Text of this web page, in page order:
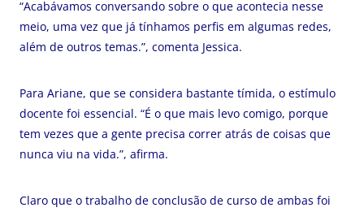
“Acabávamos conversando sobre o que acontecia nesse
meio, uma vez que já tínhamos perfis em algumas redes,
além de outros temas.”, comenta Jessica.
Para Ariane, que se considera bastante tímida, o estímulo
docente foi essencial. “É o que mais levo comigo, porque
tem vezes que a gente precisa correr atrás de coisas que
nunca viu na vida.”, afirma.
Claro que o trabalho de conclusão de curso de ambas foi